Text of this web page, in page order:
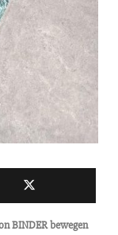
BINDER bewegen